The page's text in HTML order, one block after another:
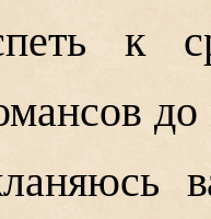
к
до